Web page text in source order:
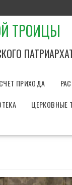
ТРОИЦЫ
СЧЕТ ПРИХОДА
ЦЕРКОВНЫЕ